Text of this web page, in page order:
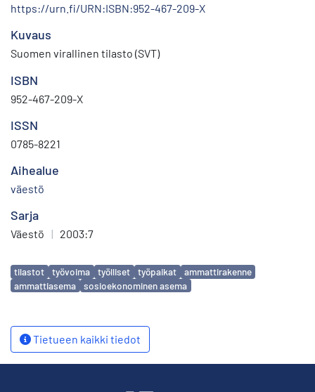
https://urn.fi/URN:ISBN:952-467-209-X
Kuvaus
Suomen virallinen tilasto (SVT)
ISBN
952-467-209-X
ISSN
0785-8221
Aihealue
väestö
Sarja
Väestö | 2003:7
Avainsanat
tilastot työvoima työlliset työpaikat
ammattirakenne
ammattiasema
sosioekonominen asema
Tietueen kaikki tiedot